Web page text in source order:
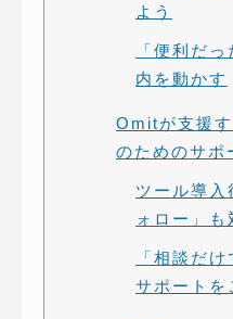
よう
「便利だ
内を動かす
Omitが支援す
のためのサポ
ツール導入
ォロー」も
「相談だ
サポートを